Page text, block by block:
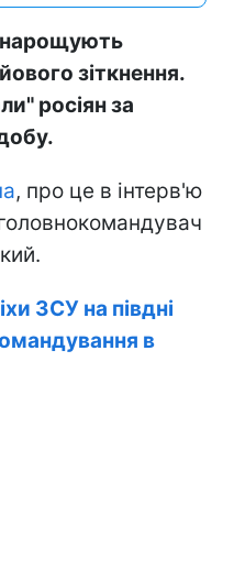
нарощують
зіткнення.
росіян за
, про це в інтерв'ю
ЗСУ на півдні
в